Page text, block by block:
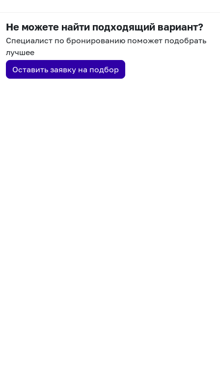
Не можете найти подходящий вариант?
Специалист по бронированию поможет подобрать
лучшее
Оставить заявку на подбор